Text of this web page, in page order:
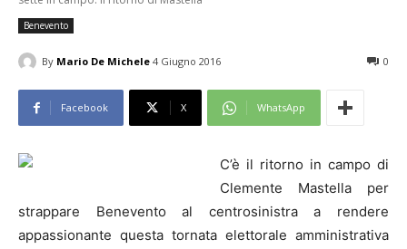
Benevento
By Mario De Michele 4 Giugno 2016 0
Facebook X WhatsApp
C’è il ritorno in campo di
Clemente Mastella per
strappare Benevento al centrosinistra a rendere
appassionante questa tornata elettorale amministrativa